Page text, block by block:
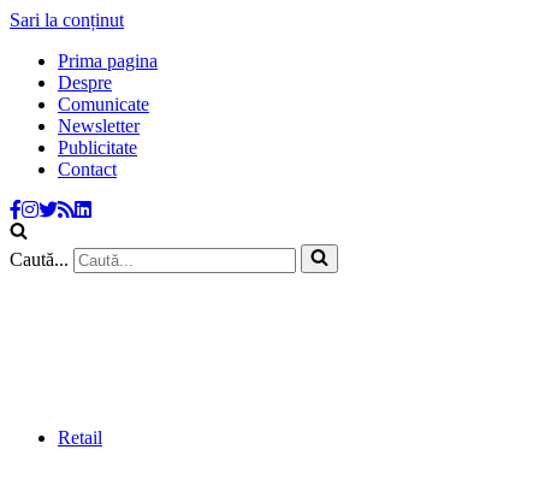
Sari la conținut
Prima pagina
Despre
Comunicate
Newsletter
Publicitate
Contact
Caută...
Retail